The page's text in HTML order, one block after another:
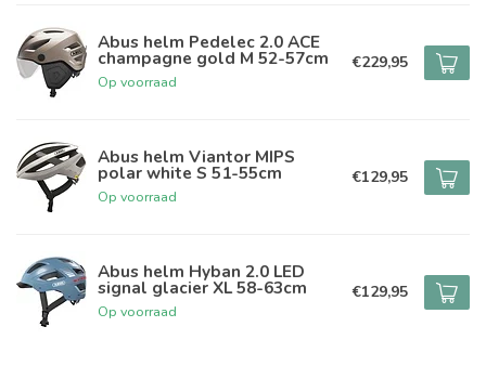
Abus helm Pedelec 2.0 ACE
champagne gold M 52-57cm
Op voorraad
€229,95
Abus helm Viantor MIPS
polar white S 51-55cm
Op voorraad
€129,95
Abus helm Hyban 2.0 LED
signal glacier XL 58-63cm
Op voorraad
€129,95